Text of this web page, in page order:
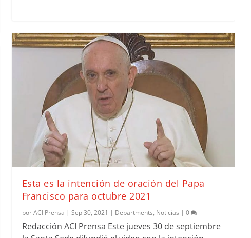
Esta es la intención de oración del Papa
Francisco para octubre 2021
porACI Prensa | Sep 30, 2021 | Departments, Noticias | 0
Redacción ACI Prensa Este jueves 30 de septiembre